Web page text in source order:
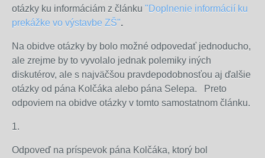
otázky ku informáciám z článku "Doplnenie informácií ku
prekážke vo výstavbe ZŠ".
Na obidve otázky by bolo možné odpovedať jednoducho,
ale zrejme by to vyvolalo jednak polemiky iných
diskutérov, ale s najväčšou pravdepodobnosťou aj ďalšie
otázky od pána Kolčáka alebo pána Selepa. Preto
odpoviem na obidve otázky v tomto samostatnom článku.
1.
Odpoveď na príspevok pána Kolčáka, ktorý bol